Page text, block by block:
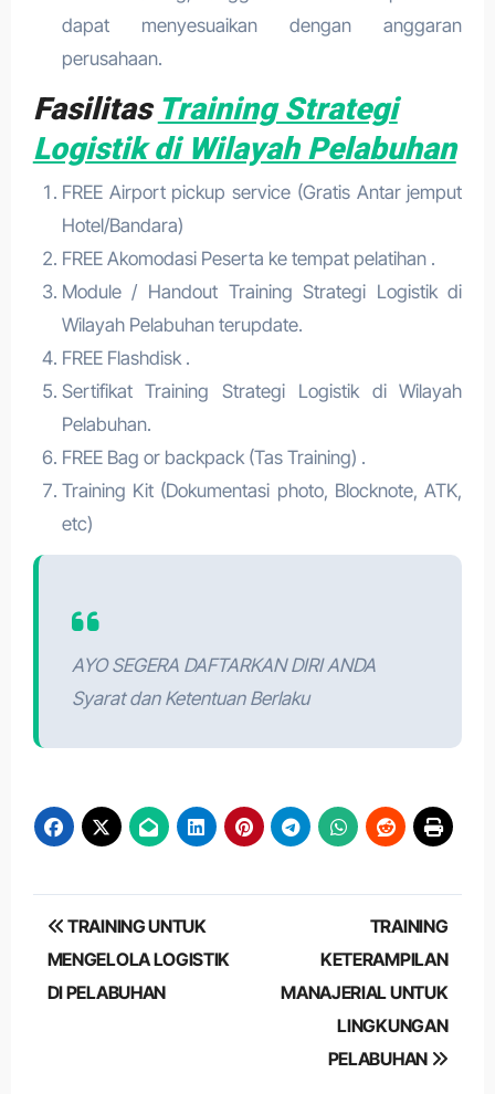
dapat menyesuaikan dengan anggaran
perusahaan.
Fasilitas Training Strategi
Logistik di Wilayah Pelabuhan
FREE Airport pickup service (Gratis Antar jemput
Hotel/Bandara)
FREE Akomodasi Peserta ke tempat pelatihan .
Module / Handout Training Strategi Logistik di
Wilayah Pelabuhan terupdate.
FREE Flashdisk .
Sertifikat Training Strategi Logistik di Wilayah
Pelabuhan.
FREE Bag or backpack (Tas Training) .
Training Kit (Dokumentasi photo, Blocknote, ATK,
etc)
AYO SEGERA DAFTARKAN DIRI ANDA
Syarat dan Ketentuan Berlaku
Post
navigation
TRAINING UNTUK
MENGELOLA LOGISTIK
DI PELABUHAN
TRAINING
KETERAMPILAN
MANAJERIAL UNTUK
LINGKUNGAN
PELABUHAN